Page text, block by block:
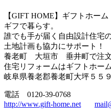
【GIFT HOME】ギフトホー
ギフで暮らす。
誰でも手が届く自由設計住宅
土地計画も協力にサポート！
養老町 大垣市 垂井町で注
住宅リフォームはギフトホーム
岐阜県養老郡養老町大坪５５９
電話 0120-39-0768
http://www.gift-home.net